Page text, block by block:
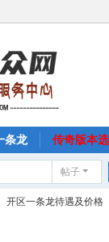
条龙 传奇版本
帖子
开区一条龙待遇及价格